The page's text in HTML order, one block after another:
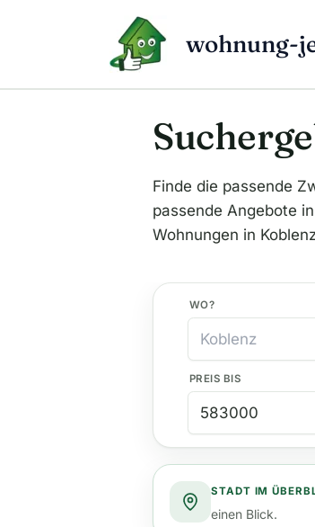
wohnung-
Finde die passende
passende Angebote
Wohnungen in
WO?
PREIS BIS
STADT IM
einen Blick.